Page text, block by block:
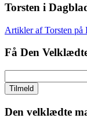
Torsten i
Artikler af Torsten på
Få Den
Den velklædte